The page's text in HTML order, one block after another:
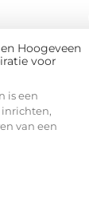
Hoogeveen
voor
is een
van een